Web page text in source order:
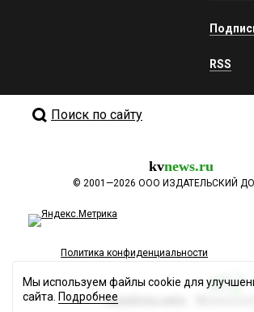
RSS
Поиск по сайту
kvnews.ru
© 2001—2026 ООО ИЗДАТЕЛЬСКИЙ
Политика конфиденциальности
Разработка сайта
Мы используем файлы cookie для
сайта. Подробнее